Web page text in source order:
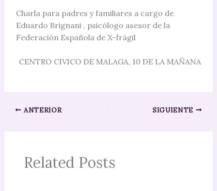
Charla para padres y familiares a cargo de
Eduardo Brignani , psicólogo asesor de la
Federación Española de X-frágil
CENTRO CIVICO DE MALAGA, 10 DE LA MAÑANA
ANTERIOR SIGUIENTE
Related Posts